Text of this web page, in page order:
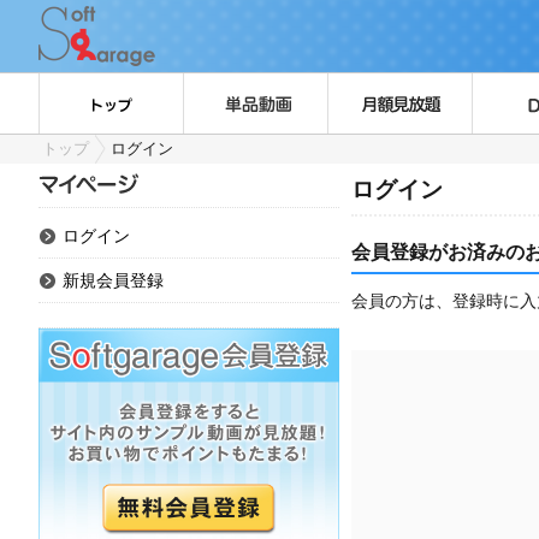
トップ ログイン
ログイン
新規会員登録
ログイン
会員登録がお済みの
会員の方は、登録時に